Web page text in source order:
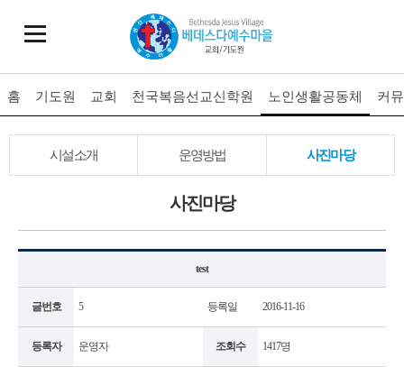
홈 기도원 교회 천국복음선교신학원 노인생활공동체 커
시설소개 운영방법 사진마당
사진마당
test
글번호 5 등록일 2016-11-16
등록자 운영자 조회수 1417명